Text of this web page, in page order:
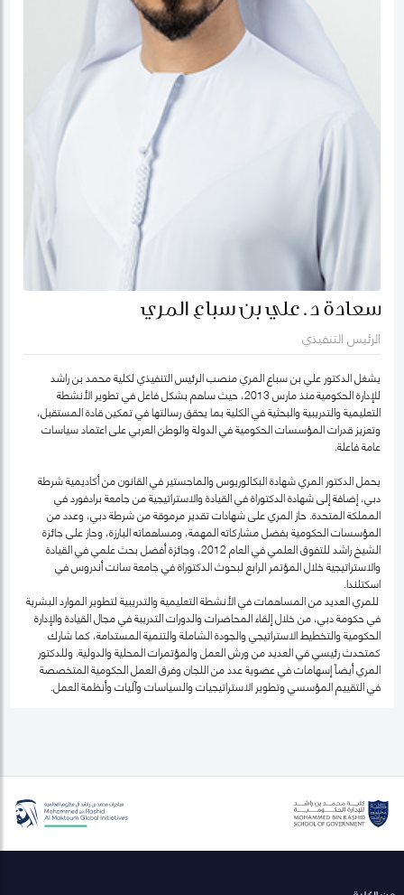
سعادة د. علي بن سباع المري
الرئيس التنفيذي
يشغل الدكتور علي بن سباع المري منصب الرئيس التنفيذي لكلية محمد بن راشد
للإدارة الحكومية منذ مارس 2013، حيث ساهم بشكل فاعل في تطوير الأنشطة
التعليمية والتدريبية والبحثية في الكلية بما يحقق رسالتها في تمكين قادة المستقبل،
وتعزيز قدرات المؤسسات الحكومية في الدولة والوطن العربي على اعتماد سياسات
عامة فاعلة.
يحمل الدكتور المري شهادة البكالوريوس والماجستير في القانون من أكاديمية شرطة
دبي، إضافة إلى شهادة الدكتوراة في القيادة والاستراتيجية من جامعة برادفورد في
المملكة المتحدة. حاز المري على شهادات تقدير مرموقة من شرطة دبي، وعدد من
المؤسسات الحكومية بفضل مشاركاته المهمة، ومساهماته البارزة، وحاز على جائزة
الشيخ راشد للتفوق العلمي في العام 2012، وجائزة أفضل بحث علمي في القيادة
والاستراتيجية خلال المؤتمر الرابع لبحوث الدكتوراة في جامعة سانت أندروس في
اسكتلندا.
للمري العديد من المساهمات في الأنشطة التعليمية والتدريبية لتطوير الموارد البشرية
في حكومة دبي، من خلال إلقاء المحاضرات والدورات التدريبة في مجال القيادة والإدارة
الحكومية والتخطيط الاستراتيجي والجودة الشاملة والتنمية المستدامة، كما شارك
كمتحدث رئيسي في العديد من ورش العمل والمؤتمرات المحلية والدولية. وللدكتور
المري أيضاً إسهامات في عضوية عدد من اللجان وفرق العمل الحكومية المتخصصة
في التقييم المؤسسي وتطوير الاستراتيجيات والسياسات وآليات وأنظمة العمل.